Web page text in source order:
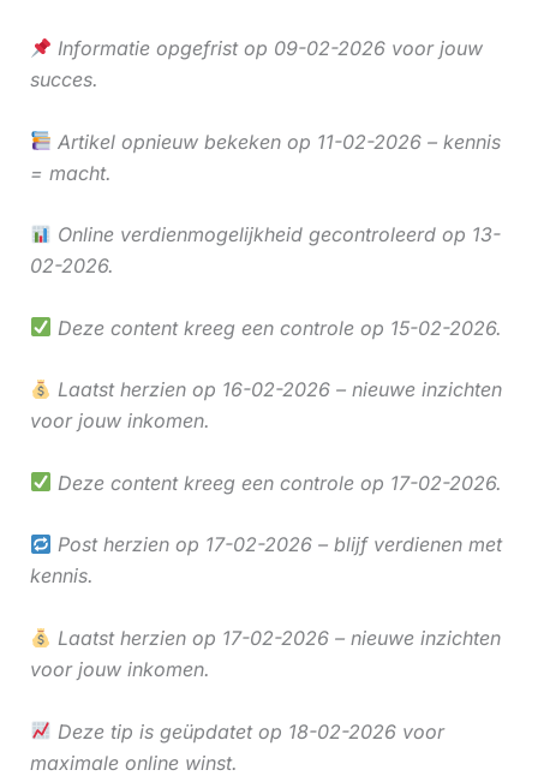
Informatie opgefrist op 09-02-2026 voor jouw
succes.
Artikel opnieuw bekeken op 11-02-2026 – kennis
= macht.
Online verdienmogelijkheid gecontroleerd op 13-
02-2026.
Deze content kreeg een controle op 15-02-2026.
Laatst herzien op 16-02-2026 – nieuwe inzichten
voor jouw inkomen.
Deze content kreeg een controle op 17-02-2026.
Post herzien op 17-02-2026 – blijf verdienen met
kennis.
Laatst herzien op 17-02-2026 – nieuwe inzichten
voor jouw inkomen.
Deze tip is geüpdatet op 18-02-2026 voor
maximale online winst.